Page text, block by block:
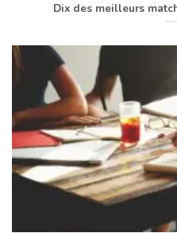
Dix des meilleurs